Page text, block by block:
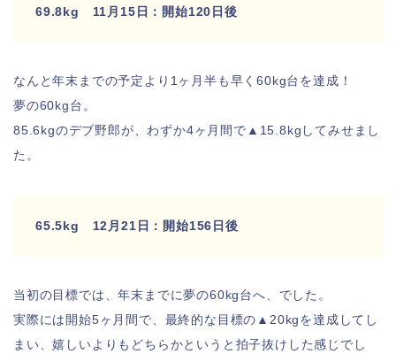
69.8kg 11月15日：開始120日後
なんと年末までの予定より1ヶ月半も早く60kg台を達成！
夢の60kg台。
85.6kgのデブ野郎が、わずか4ヶ月間で▲15.8kgしてみせまし
た。
65.5kg 12月21日：開始156日後
当初の目標では、年末までに夢の60kg台へ、でした。
実際には開始5ヶ月間で、最終的な目標の▲20kgを達成してし
まい、嬉しいよりもどちらかというと拍子抜けした感じでし